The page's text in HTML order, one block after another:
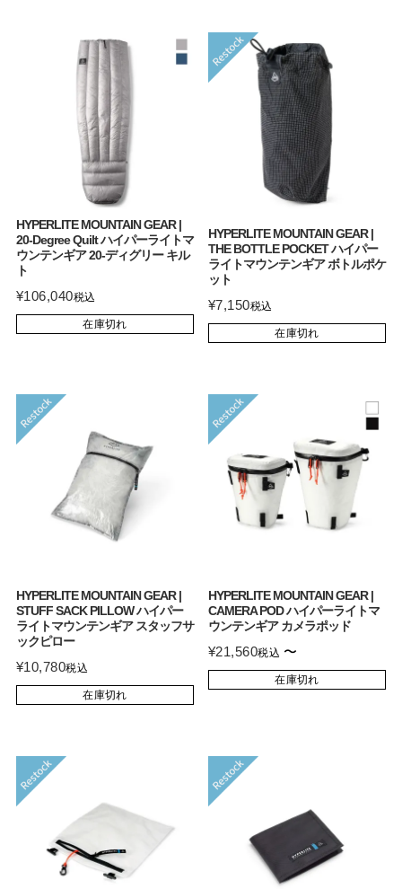
HYPERLITE MOUNTAIN GEAR |
20-Degree Quilt ハイパーライトマ
ウンテンギア 20-ディグリー キル
ト
¥106,040税込
在庫切れ
HYPERLITE MOUNTAIN GEAR |
THE BOTTLE POCKET ハイパー
ライトマウンテンギア ボトルポケ
ット
¥7,150税込
在庫切れ
HYPERLITE MOUNTAIN GEAR |
STUFF SACK PILLOW ハイパー
ライトマウンテンギア スタッフサ
ックピロー
¥10,780税込
在庫切れ
HYPERLITE MOUNTAIN GEAR |
CAMERA POD ハイパーライトマ
ウンテンギア カメラポッド
¥21,560税込 〜
在庫切れ